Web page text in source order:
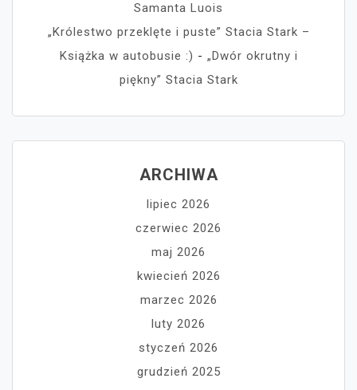
Samanta Luois
„Królestwo przeklęte i puste” Stacia Stark –
Książka w autobusie :) - „Dwór okrutny i
piękny” Stacia Stark
ARCHIWA
lipiec 2026
czerwiec 2026
maj 2026
kwiecień 2026
marzec 2026
luty 2026
styczeń 2026
grudzień 2025